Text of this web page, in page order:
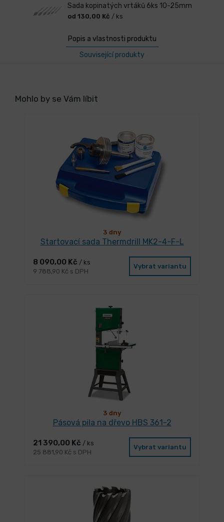
Sada kopinatých vrtáků 6ks 10-25mm
od 130,00 Kč / ks
Popis a vlastnosti produktu
Související produkty
Mohlo by se Vám líbit
3 dny
Startovací sada Thermdrill MK2-4-F-L
8 090,00 Kč / ks
9 788,90 Kč s DPH
Vybrat variantu
3 dny
Pásová pila na dřevo HBS 361-2
21 390,00 Kč / ks
25 881,90 Kč s DPH
Vybrat variantu